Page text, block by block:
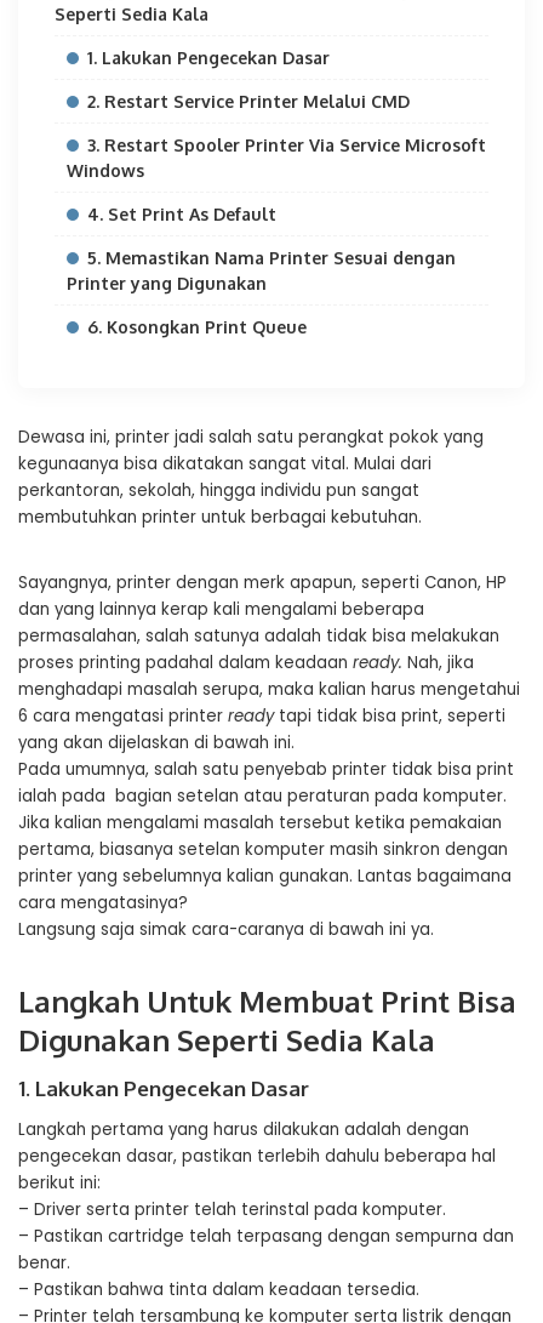
Seperti Sedia Kala
1. Lakukan Pengecekan Dasar
2. Restart Service Printer Melalui CMD
3. Restart Spooler Printer Via Service Microsoft
Windows
4. Set Print As Default
5. Memastikan Nama Printer Sesuai dengan
Printer yang Digunakan
6. Kosongkan Print Queue
Dewasa ini, printer jadi salah satu perangkat pokok yang
kegunaanya bisa dikatakan sangat vital. Mulai dari
perkantoran, sekolah, hingga individu pun sangat
membutuhkan printer untuk berbagai kebutuhan.
Sayangnya, printer dengan merk apapun, seperti Canon, HP
dan yang lainnya kerap kali mengalami beberapa
permasalahan, salah satunya adalah tidak bisa melakukan
proses printing padahal dalam keadaan ready. Nah, jika
menghadapi masalah serupa, maka kalian harus mengetahui
6 cara mengatasi printer readytapi tidak bisa print, seperti
yang akan dijelaskan di bawah ini.
Pada umumnya, salah satu penyebab printer tidak bisa print
ialah pada bagian setelan atau peraturan pada komputer.
Jika kalian mengalami masalah tersebut ketika pemakaian
pertama, biasanya setelan komputer masih sinkron dengan
printer yang sebelumnya kalian gunakan. Lantas bagaimana
cara mengatasinya?
Langsung saja simak cara-caranya di bawah ini ya.
Langkah Untuk Membuat Print Bisa
Digunakan Seperti Sedia Kala
1. Lakukan Pengecekan Dasar
Langkah pertama yang harus dilakukan adalah dengan
pengecekan dasar, pastikan terlebih dahulu beberapa hal
berikut ini:
– Driver serta printer telah terinstal pada komputer.
– Pastikan cartridge telah terpasang dengan sempurna dan
benar.
– Pastikan bahwa tinta dalam keadaan tersedia.
– Printer telah tersambung ke komputer serta listrik dengan